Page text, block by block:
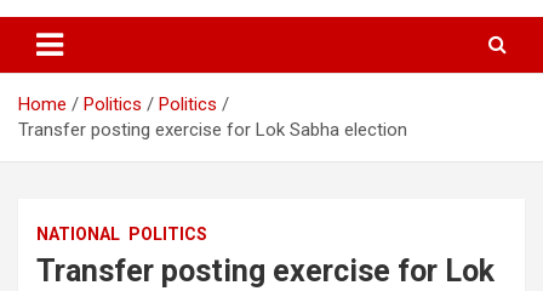
TheNews4Views
Home Politics
Politics
Transfer posting exercise for Lok Sabha election
NATIONAL POLITICS
Transfer posting exercise for Lok